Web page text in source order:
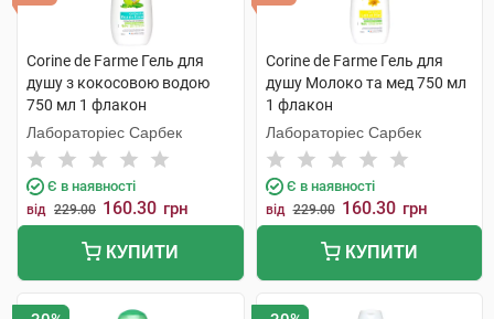
Corine de Farme Гель для
душу з кокосовою водою
750 мл 1 флакон
Лабораторіес Сарбек
Є в наявності
від 229.00 160.30 грн
КУПИТИ
Corine de Farme Гель для
душу Молоко та мед 750 мл
1 флакон
Лабораторіес Сарбек
Є в наявності
від 229.00 160.30 грн
КУПИТИ